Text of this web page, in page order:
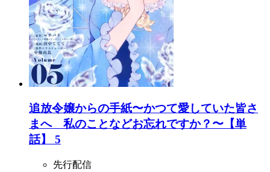
追放令嬢からの手紙〜かつて愛していた皆さ
まへ 私のことなどお忘れですか？〜【単
話】 5
先行配信